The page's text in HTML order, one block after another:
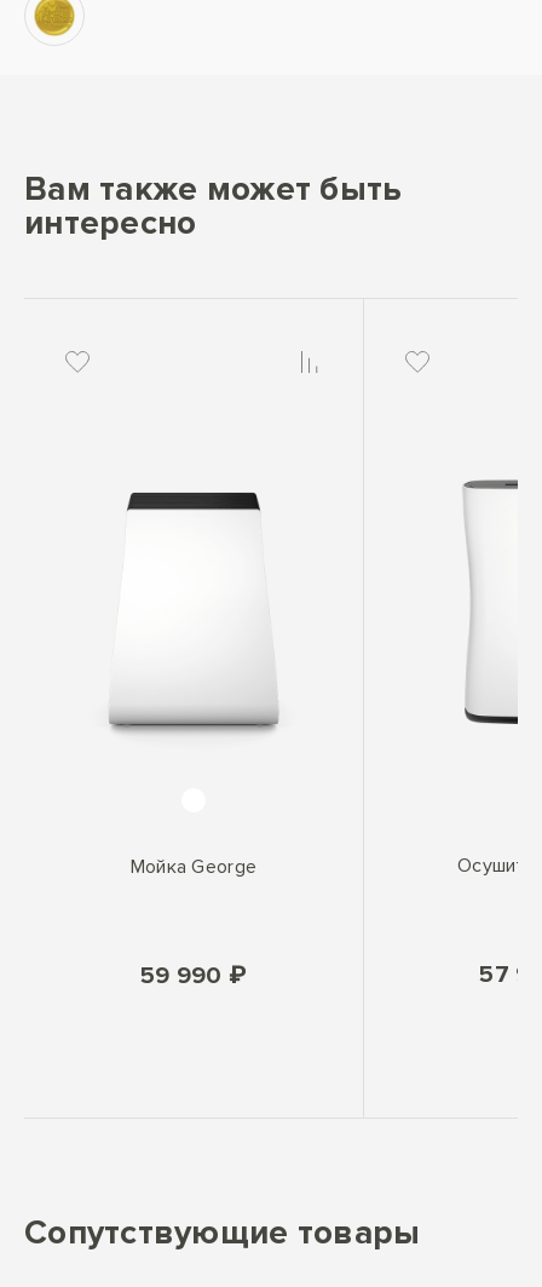
Вам также может быть
интересно
Мойка George
59 990 ₽ 57
Сопутствующие товары